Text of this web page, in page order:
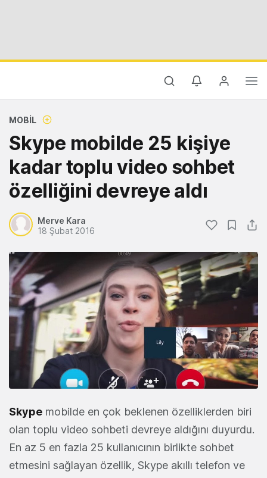
MOBIL
Skype mobilde 25 kişiye
kadar toplu video sohbet
özelliğini devreye aldı
Merve Kara
18 Şubat 2016
Skype mobilde en çok beklenen özelliklerden biri
olan toplu video sohbeti devreye aldığını duyurdu.
En az 5 en fazla 25 kullanıcının birlikte sohbet
etmesini sağlayan özellik, Skype akıllı telefon ve